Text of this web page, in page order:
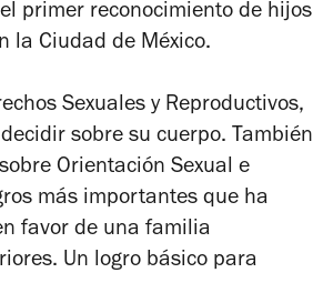
primer reconocimiento de hijos
la Ciudad de México.
Sexuales y Reproductivos,
sobre su cuerpo. También
Orientación Sexual e
más importantes que ha
favor de una familia
Un logro básico para